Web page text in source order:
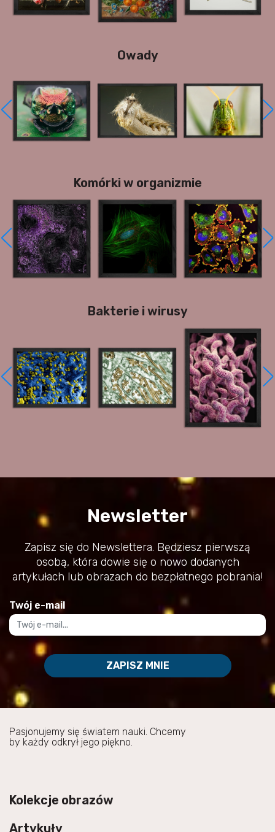
Owady
Komórki w organizmie
Bakterie i wirusy
Newsletter
Zapisz się do Newslettera. Będziesz pierwszą
osobą, która dowie się o nowo dodanych
artykułach lub obrazach do bezpłatnego pobrania!
Twój e-mail
ZAPISZ MNIE
Pasjonujemy się światem nauki. Chcemy
by każdy odkrył jego piękno.
Kolekcje obrazów
Artykuły